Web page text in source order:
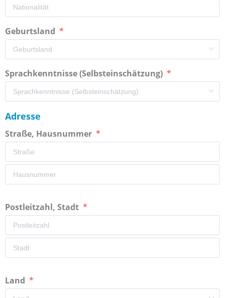
Geburtsland
Sprachkenntnisse (Selbsteinschätzung)
Adresse
Straße, Hausnummer
Postleitzahl, Stadt
Land